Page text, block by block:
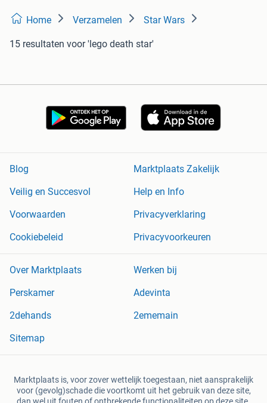
Home Verzamelen Star Wars
15 resultaten voor 'lego death star'
Blog
Marktplaats Zakelijk
Veilig en Succesvol
Help en Info
Voorwaarden
Privacyverklaring
Cookiebeleid
Privacyvoorkeuren
Over Marktplaats
Werken bij
Perskamer
Adevinta
2dehands
2ememain
Sitemap
Marktplaats is, voor zover wettelijk toegestaan, niet aansprakelijk
voor (gevolg)schade die voortkomt uit het gebruik van deze site,